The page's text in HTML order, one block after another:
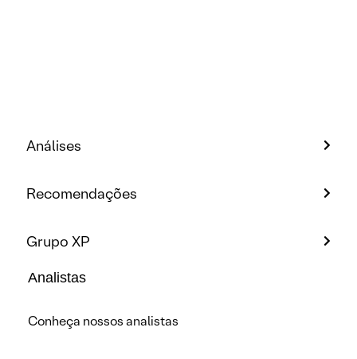
Análises
Recomendações
Grupo XP
Analistas
Conheça nossos analistas